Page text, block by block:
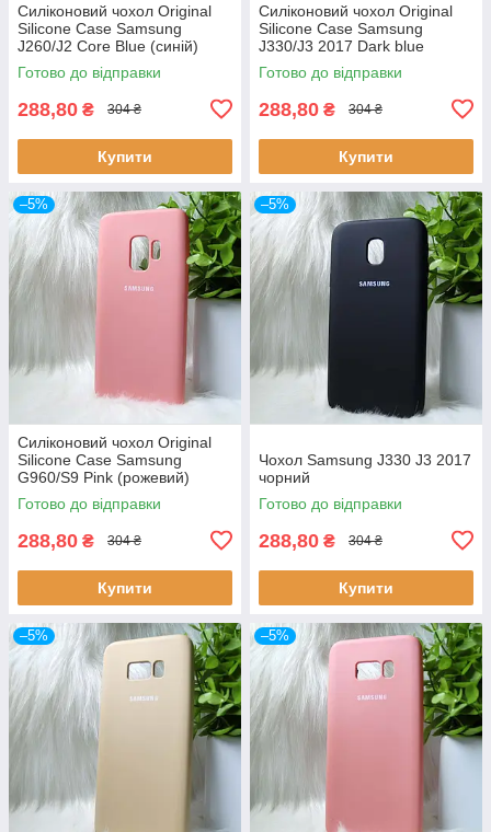
Силіконовий чохол Original
Silicone Case Samsung
J260/J2 Core Blue (синій)
Готово до відправки
288,80 ₴ 304 ₴
Купити
Силіконовий чохол Original
Silicone Case Samsung
J330/J3 2017 Dark blue
(темно-синій)
Готово до відправки
288,80 ₴ 304 ₴
Купити
–5%
Силіконовий чохол Original
Silicone Case Samsung
G960/S9 Pink (рожевий)
Готово до відправки
288,80 ₴ 304 ₴
Купити
–5%
Чохол Samsung J330 J3 2017
чорний
Готово до відправки
288,80 ₴ 304 ₴
Купити
–5% –5%